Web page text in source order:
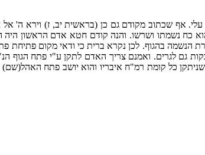
עלי. אף שכתוב מקודם גם כן (בראשית יב, ז) וירא
נשמתו ושרשו. והנה קודם חטא אדם הראשון היה
הנשמה בהגוף. לכן נקרא ברית כי ודאי מקום
גם לגרים. ואמנם צריך האדם לתקן ע"י פתח הגוף
שניתקן כל קומת רמ"ח איבריו והוא יושב פתח